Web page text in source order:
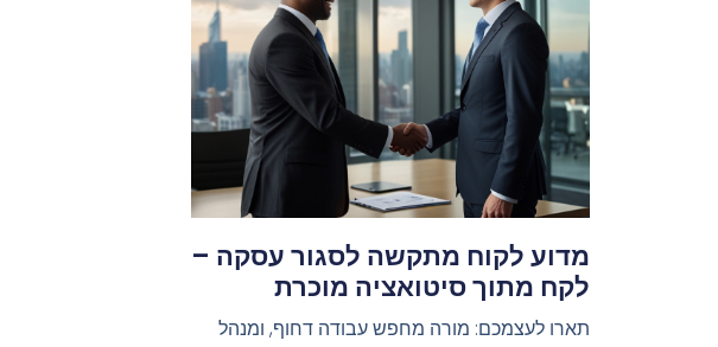
מדוע לקוח מתקשה לסגור עסקה –
לקח מתוך סיטואציה מוכרת
תארו לעצמכם: מורה מחפש עבודה דחוף, ומנהל